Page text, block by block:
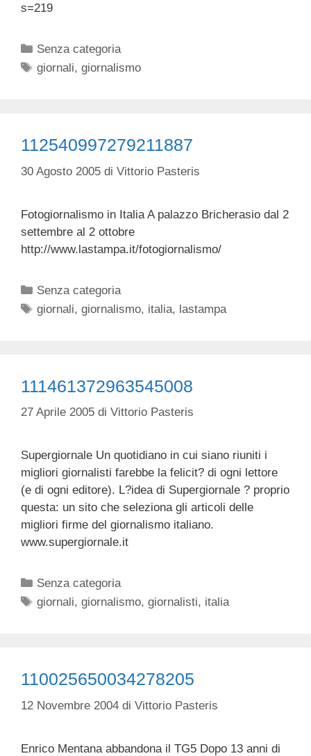
s=219
Categorie
Senza categoria
Tag
giornali,giornalismo
112540997279211887
30 Agosto 2005 di Vittorio Pasteris
Fotogiornalismo in Italia A palazzo Bricherasio dal 2
settembre al 2 ottobre
http://www.lastampa.it/fotogiornalismo/
Categorie
Senza categoria
Tag
giornali,giornalismo, italia, lastampa
111461372963545008
27 Aprile 2005 di Vittorio Pasteris
Supergiornale Un quotidiano in cui siano riuniti i
migliori giornalisti farebbe la felicit? di ogni lettore
(e di ogni editore). L?idea di Supergiornale ? proprio
questa: un sito che seleziona gli articoli delle
migliori firme del giornalismo italiano.
www.supergiornale.it
Categorie
Senza categoria
Tag
giornali,giornalismo,giornalisti, italia
110025650034278205
12 Novembre 2004 di Vittorio Pasteris
Enrico Mentana abbandona il TG5 Dopo 13 anni di